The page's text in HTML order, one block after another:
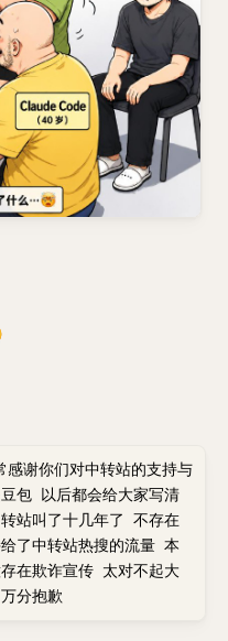
感谢你们对中转站的支持与
包 以后都会给大家写清
站叫了十几年了 不存在
了中转站热搜的流量 本
在欺诈宣传 太对不起大
分抱歉